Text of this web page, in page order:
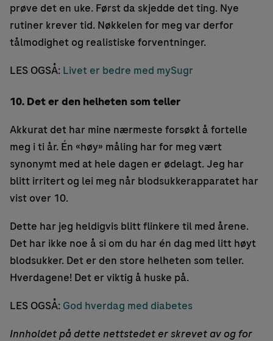
prøve det en uke. Først da skjedde det ting. Nye
rutiner krever tid. Nøkkelen for meg var derfor
tålmodighet og realistiske forventninger.
LES OGSÅ: Livet er bedre med mySugr
10. Det er den helheten som teller
Akkurat det har mine nærmeste forsøkt å fortelle
meg i ti år. Én «høy» måling har for meg vært
synonymt med at hele dagen er ødelagt. Jeg har
blitt irritert og lei meg når blodsukkerapparatet har
vist over 10.
Dette har jeg heldigvis blitt flinkere til med årene.
Det har ikke noe å si om du har én dag med litt høyt
blodsukker. Det er den store helheten som teller.
Hverdagene! Det er viktig å huske på.
LES OGSÅ: God hverdag med diabetes
Innholdet på dette nettstedet er skrevet av og for